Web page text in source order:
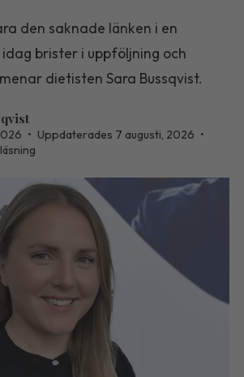
den saknade länken i en
brister i uppföljning och
dietisten Sara Bussqvist.
• Uppdaterades 7 augusti, 2026 •